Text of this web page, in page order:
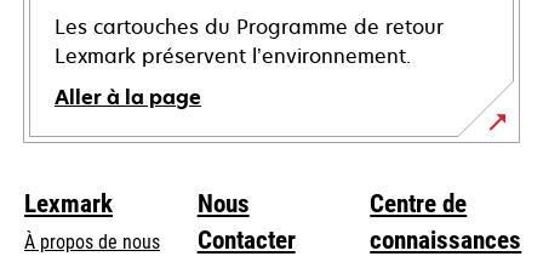
Les cartouches du Programme de retour
Lexmark préservent l’environnement.
Aller à la page
Lexmark
À propos de nous
Nous
Contacter
Centre de
connaissances